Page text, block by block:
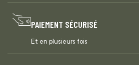
PAIEMENT SÉCURISÉ
Et en plusieurs fois